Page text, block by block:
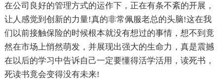
在公司良好的管理方式的运作下，正在有条不紊的开展，
让人感觉到创新的力量!真的非常佩服老总的头脑!这在我
们以前接触保险的时候根本就没有想过的事情，想不到竟
然在市场上悄然萌发，并展现出强大的生命力，真是震撼
在以后的学习中告诉自己一定要懂得活学活用，读死书，
死读书竟会变得没有未来!